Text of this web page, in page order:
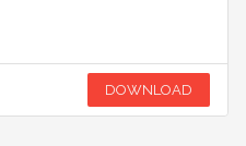
DOWNLOAD